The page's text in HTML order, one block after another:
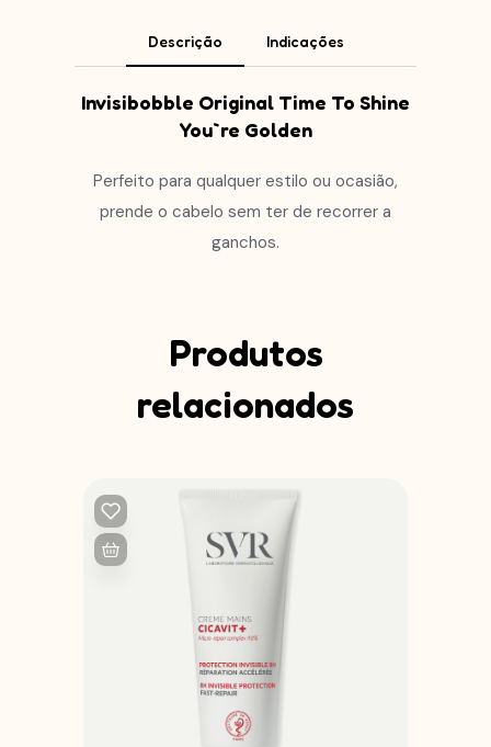
Descrição Indicações
Invisibobble Original Time To Shine
You`re Golden
Perfeito para qualquer estilo ou ocasião,
prende o cabelo sem ter de recorrer a
ganchos.
Produtos
relacionados